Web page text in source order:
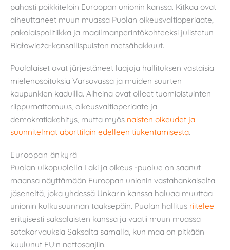
pahasti poikkiteloin Euroopan unionin kanssa. Kitkaa ovat
aiheuttaneet muun muassa Puolan oikeusvaltioperiaate,
pakolaispolitiikka ja maailmanperintökohteeksi julistetun
Białowieża-kansallispuiston metsähakkuut.
Puolalaiset ovat järjestäneet laajoja hallituksen vastaisia
mielenosoituksia Varsovassa ja muiden suurten
kaupunkien kaduilla. Aiheina ovat olleet tuomioistuinten
riippumattomuus, oikeusvaltioperiaate ja
demokratiakehitys, mutta myös naisten oikeudet ja
suunnitelmat aborttilain edelleen tiukentamisesta.
Euroopan änkyrä
Puolan ulkopuolella Laki ja oikeus -puolue on saanut
maansa näyttämään Euroopan unionin vastahankaiselta
jäseneltä, joka yhdessä Unkarin kanssa haluaa muuttaa
unionin kulkusuunnan taaksepäin. Puolan hallitus riitelee
erityisesti saksalaisten kanssa ja vaatii muun muassa
sotakorvauksia Saksalta samalla, kun maa on pitkään
kuulunut EU:n nettosaajiin.